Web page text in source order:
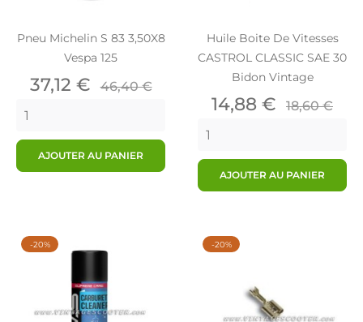
Pneu Michelin S 83 3,50X8
Vespa 125
Prix
37,12 € Prix
46,40 €
AJOUTER AU PANIER
Huile Boite De Vitesses
CASTROL CLASSIC SAE 30
Bidon Vintage
Prix
14,88 € Prix
18,60 €
AJOUTER AU PANIER
-20% -20%